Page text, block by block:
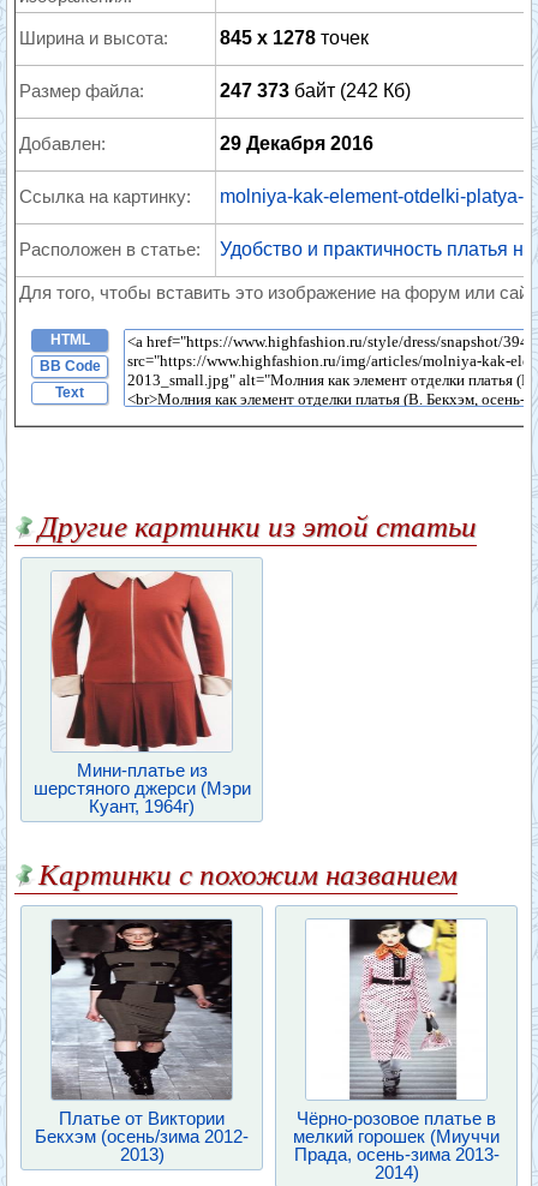
Ширина и высота: 845 x 1278 точек
Размер файла: 247 373 байт (242 Кб)
Добавлен: 29 Декабря 2016
Ссылка на картинку: molniya-kak-element-otdelki-platya-
Расположен в статье: Удобство и практичность платья
Для того, чтобы вставить это изображение на форум или
HTML
BB Code
Text
Другие картинки из этой статьи
Мини-платье из
шерстяного джерси (Мэри
Куант, 1964г)
Картинки с похожим названием
Платье от Виктории
Бекхэм (осень/зима 2012-
2013)
Чёрно-розовое платье в
мелкий горошек (Миуччи
Прада, осень-зима 2013-
2014)